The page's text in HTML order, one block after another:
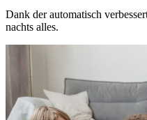
Dank der automatisch
nachts alles.